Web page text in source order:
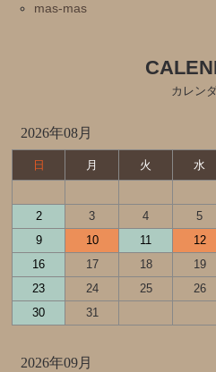
mas-mas
カレン
2026年08月
日 月 火 水
2
3 4 5
9
10 11 12
16
17 18 19
23
24 25 26
30
31
2026年09月